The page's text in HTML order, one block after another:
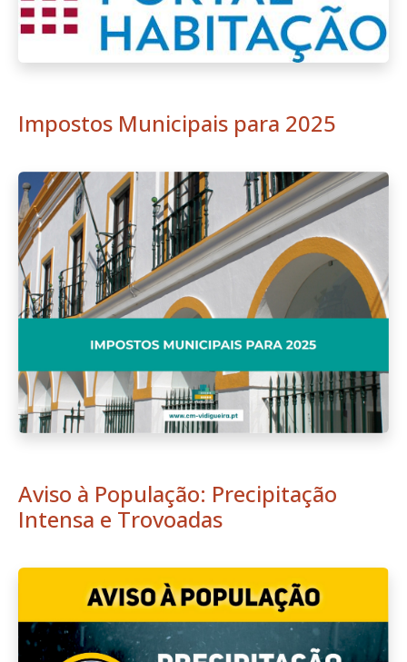
Impostos Municipais para 2025
Aviso à População: Precipitação
Intensa e Trovoadas